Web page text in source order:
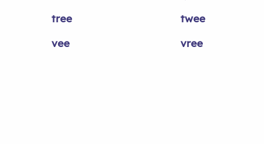
tree
twee
vee
vree